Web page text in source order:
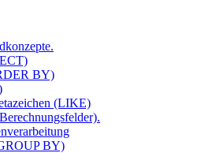
BY)
(LIKE)
BY)